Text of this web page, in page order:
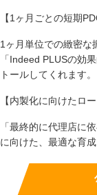
【1ヶ月ごとの短期
1ヶ月単位での緻密な
「Indeed PLUSの効
トールしてくれます。
【内製化に向けたロ
「最終的に代理店に
に向けた、最適な育